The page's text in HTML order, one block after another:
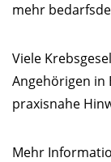
mehr
Viele
Angehörigen in
praxisnahe
Mehr